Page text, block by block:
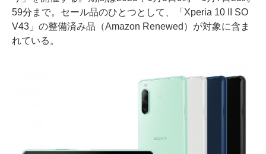
59分まで。セール品のひとつとして、「Xperia 10 II SO
V43」の整備済み品（Amazon Renewed）が対象に含ま
れている。